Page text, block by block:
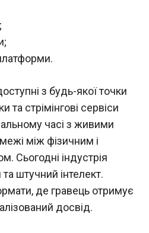
з будь-якої точки
та стрімінгові сервіси
часі з живими
між фізичним і
Сьогодні індустрія
та штучний інтелект.
де гравець отримує
досвід.